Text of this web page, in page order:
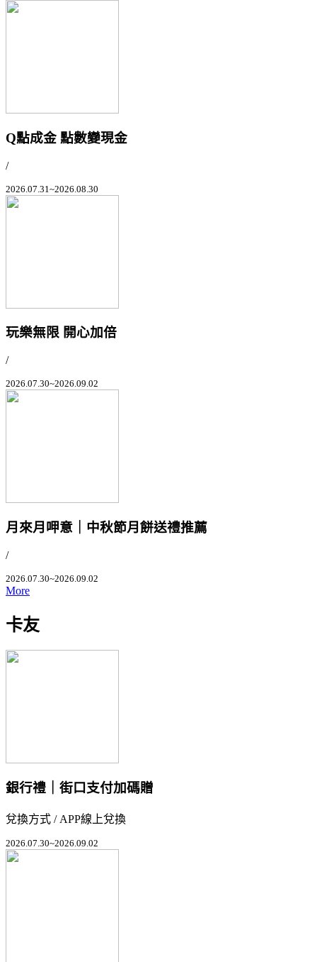
Q點成金 點數變現金
/
2026.07.31~2026.08.30
玩樂無限 開心加倍
/
2026.07.30~2026.09.02
月來月呷意｜中秋節月餅送禮推薦
/
2026.07.30~2026.09.02
More
卡友
銀行禮｜街口支付加碼贈
兌換方式 / APP線上兌換
2026.07.30~2026.09.02